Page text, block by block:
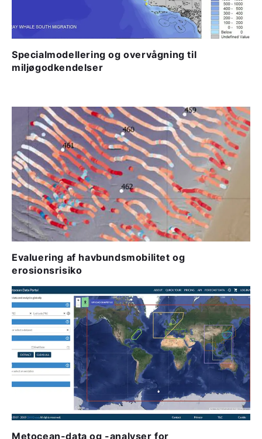
Specialmodellering og overvågning til
miljøgodkendelser
Evaluering af havbundsmobilitet og
erosionsrisiko
Metocean-data og -analyser for